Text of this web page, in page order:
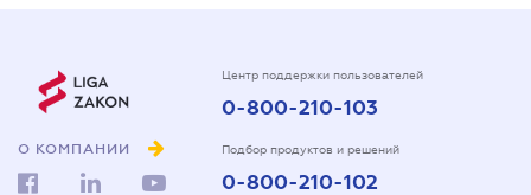
О КОМПАНИИ
Центр поддержки пользователей
0-800-210-103
Подбор продуктов и решений
0-800-210-102